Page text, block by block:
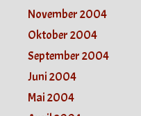
November 2004
Oktober 2004
September 2004
Juni 2004
Mai 2004